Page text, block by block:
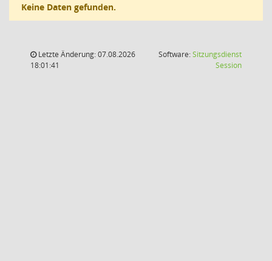
Keine Daten gefunden.
Letzte Änderung: 07.08.2026
18:01:41
Software:Sitzungsdienst
Session(Wird in